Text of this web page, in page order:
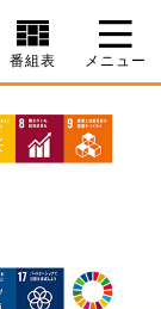
番組表 メニュー